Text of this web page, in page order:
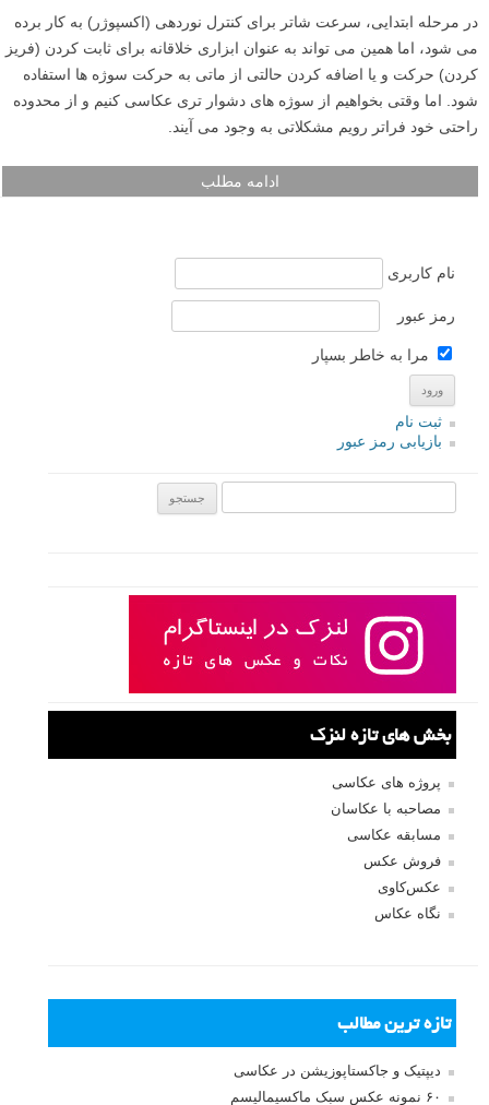
در مرحله ابتدایی، سرعت شاتر برای کنترل نوردهی (اکسپوژر) به کار برده
می شود، اما همین می تواند به عنوان ابزاری خلاقانه برای ثابت کردن (فریز
کردن) حرکت و یا اضافه کردن حالتی از ماتی به حرکت سوژه ها استفاده
شود. اما وقتی بخواهیم از سوژه های دشوار تری عکاسی کنیم و از محدوده
راحتی خود فراتر رویم مشکلاتی به وجود می آیند.
ادامه مطلب
نام کاربری
رمز عبور
مرا به خاطر بسپار
ثبت نام
بازیابی رمز عبور
بخش های تازه لنزک
پروژه های عکاسی
مصاحبه با عکاسان
مسابقه عکاسی
فروش عکس
عکس‌کاوی
نگاه عکاس
تازه ترین مطالب
دیپتیک و جاکستا‌پوزیشن در عکاسی
۶۰ نمونه عکس سبک ماکسیمالیسم